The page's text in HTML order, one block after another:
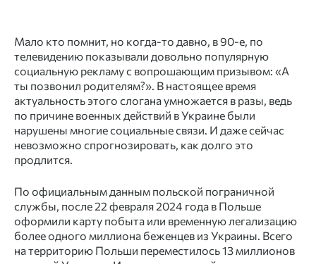
Мало кто помнит, но когда-то давно, в 90-е, по
телевидению показывали довольно популярную
социальную рекламу с вопрошающим призывом: «А
ты позвонил родителям?». В настоящее время
актуальность этого слогана умножается в разы, ведь
по причине военных действий в Украине были
нарушены многие социальные связи. И даже сейчас
невозможно спрогнозировать, как долго это
продлится.
По официальным данным польской пограничной
службы, после 22 февраля 2024 года в Польше
оформили карту побыта или временную легализацию
более одного миллиона беженцев из Украины. Всего
на территорию Польши переместилось 13 миллионов